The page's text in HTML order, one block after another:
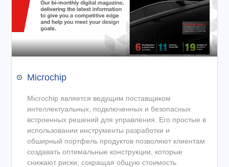
Microchip
Microchip является ведущим поставщиком
интеллектуальных, подключенных и безопасных
встроенных решений для управления. Его простые в
использовании инструменты разработки и
обширный портфель продуктов позволяют клиентам
создавать оптимальные конструкции, которые
снижают риски, сокращая общую стоимость